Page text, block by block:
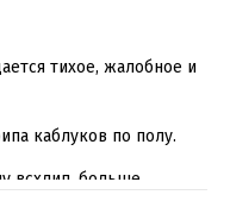
тихое, жалобное и
каблуков по полу.
всхлип, больше